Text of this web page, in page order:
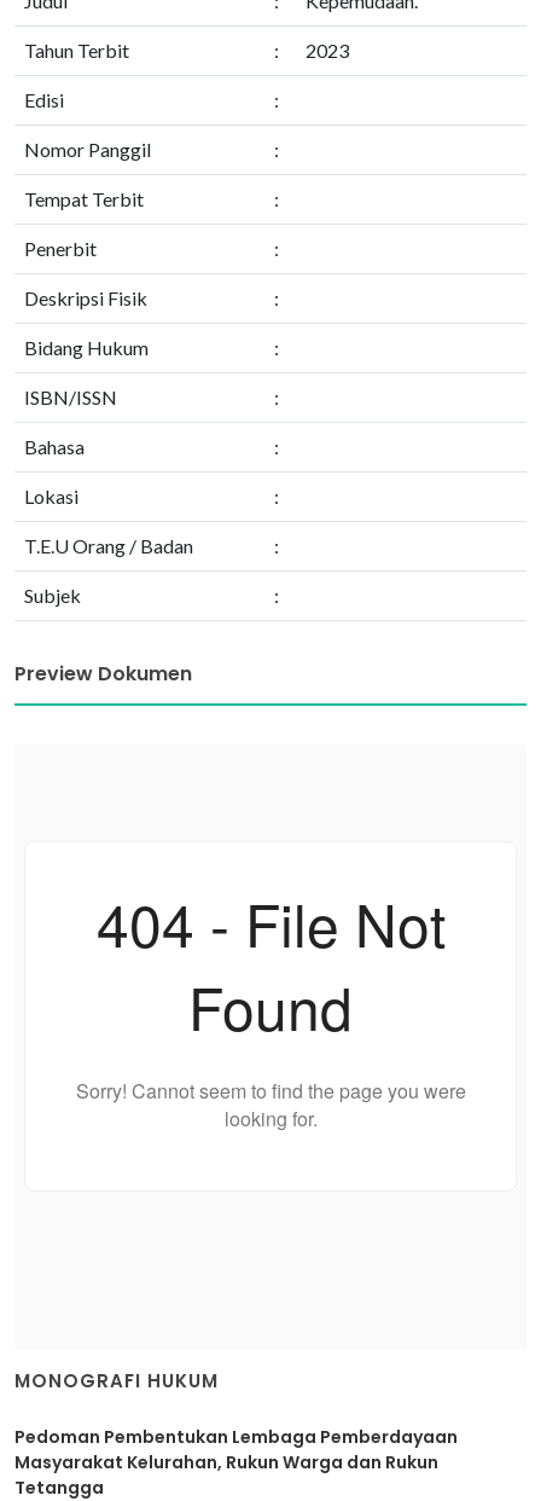
Tahun Terbit : 2023
Edisi :
Nomor Panggil :
Tempat Terbit :
Penerbit :
Deskripsi Fisik :
Bidang Hukum :
ISBN/ISSN :
Bahasa :
Lokasi :
T.E.U Orang / Badan :
Subjek :
Preview Dokumen
MONOGRAFI HUKUM
Pedoman Pembentukan Lembaga Pemberdayaan
Masyarakat Kelurahan, Rukun Warga dan Rukun
Tetangga